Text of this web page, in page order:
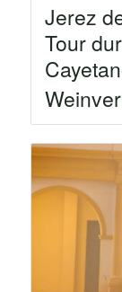
Jerez
Tour